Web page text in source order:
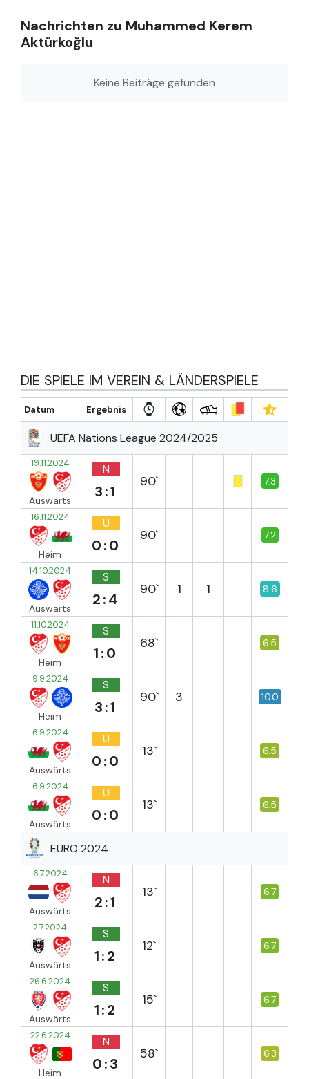
Nachrichten zu Muhammed Kerem
Aktürkoğlu
Keine Beiträge gefunden
DIE SPIELE IM VEREIN & LÄNDERSPIELE
Datum Ergebnis
UEFA Nations League 2024/2025
19.11.2024
Auswärts
N
3:1
90` 7.3
16.11.2024
Heim
U
0:0
90` 7.2
14.10.2024
Auswärts
S
2:4
90` 1 1 8.6
11.10.2024
Heim
S
1:0
68` 6.5
9.9.2024
Heim
S
3:1
90` 3 10.0
6.9.2024
Auswärts
U
0:0
13` 6.5
6.9.2024
Auswärts
U
0:0
13` 6.5
EURO 2024
6.7.2024
Auswärts
N
2:1
13` 6.7
2.7.2024
Auswärts
S
1:2
12` 6.7
26.6.2024
Auswärts
S
1:2
15` 6.7
22.6.2024
Heim
N
0:3
58` 6.3